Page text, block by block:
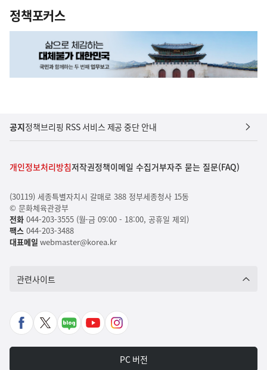
정책포커스
공지정책브리핑 RSS 서비스 제공 중단 안내
개인정보처리방침저작권정책이메일 수집거부자주 묻는 질문(FAQ)
(30119) 세종특별자치시 갈매로 388 정부세종청사 15동
© 문화체육관광부
전화044-203-3555 (월-금 09:00 - 18:00, 공휴일 제외)
팩스044-203-3488
대표메일 webmaster@korea.kr
관련사이트
페
X
네
유
인
타
PC 버전